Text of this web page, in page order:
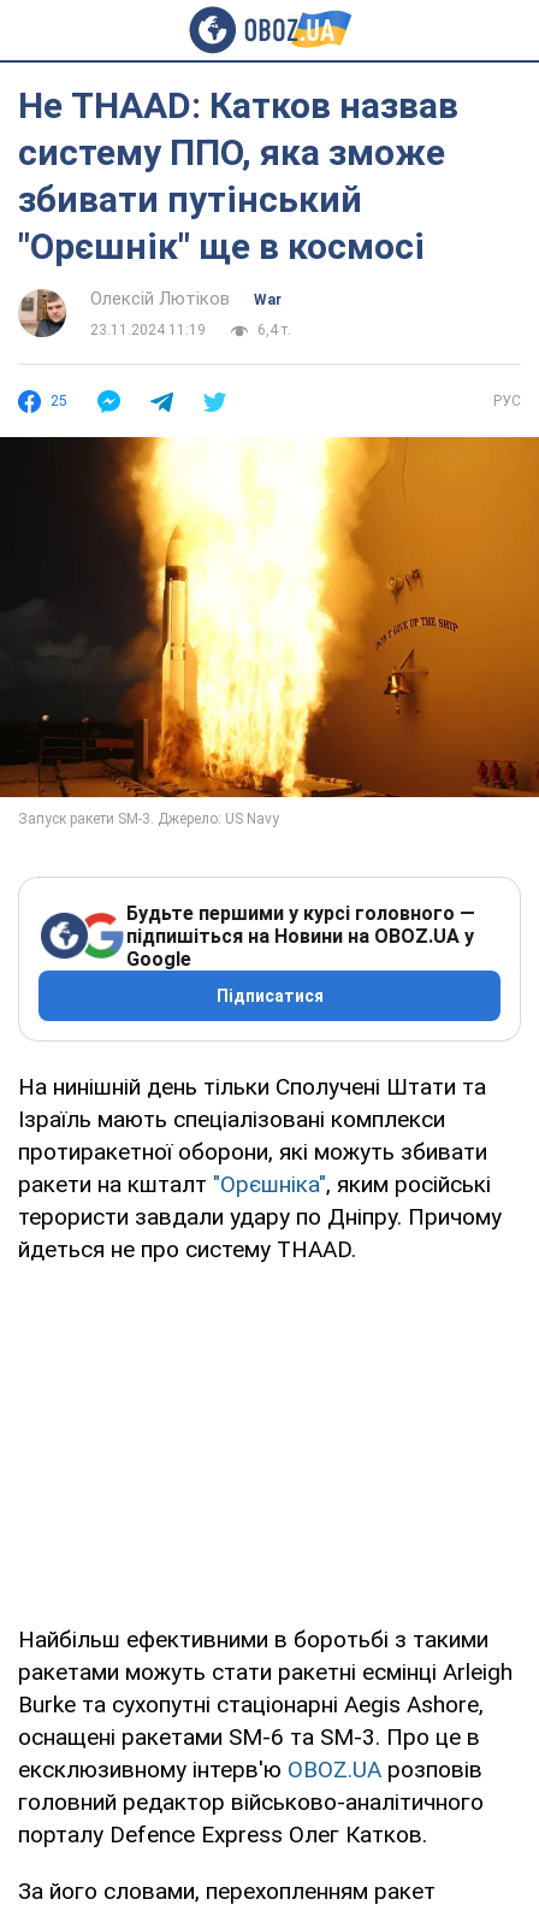
Не THAAD: Катков назвав
систему ППО, яка зможе
збивати путінський
"Орєшнік" ще в космосі
Олексій Лютіков
War
23.11.2024 11:19
6,4 т.
25 РУС
Будьте першими у курсі головного —
підпишіться на Новини на OBOZ.UA у
Google
Підписатися
На нинішній день тільки Сполучені Штати та
Ізраїль мають спеціалізовані комплекси
протиракетної оборони, які можуть збивати
ракети на кшталт "Орєшніка", яким російські
терористи завдали удару по Дніпру. Причому
йдеться не про систему THAAD.
Найбільш ефективними в боротьбі з такими
ракетами можуть стати ракетні есмінці Arleigh
Burke та сухопутні стаціонарні Aegis Ashore,
оснащені ракетами SM-6 та SM-3. Про це в
ексклюзивному інтерв'ю OBOZ.UA розповів
головний редактор військово-аналітичного
порталу Defence Express Олег Катков.
За його словами, перехопленням ракет